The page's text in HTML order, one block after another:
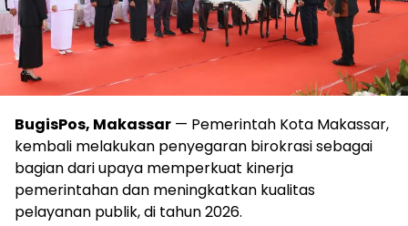
BugisPos, Makassar — Pemerintah Kota Makassar,
kembali melakukan penyegaran birokrasi sebagai
bagian dari upaya memperkuat kinerja
pemerintahan dan meningkatkan kualitas
pelayanan publik, di tahun 2026.